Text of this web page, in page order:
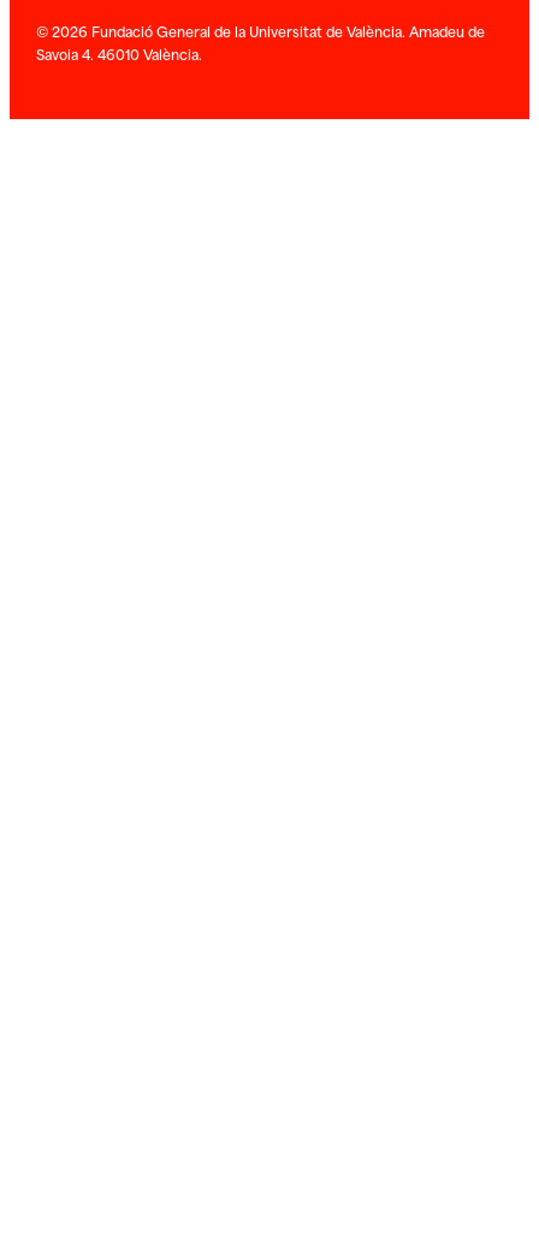
© 2026 Fundació General de la Universitat de València. Amadeu de
Savoia 4. 46010 València.